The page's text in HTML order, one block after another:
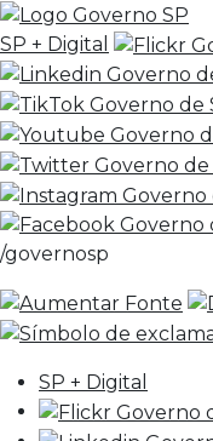
SP + Digital
/governosp
SP + Digital